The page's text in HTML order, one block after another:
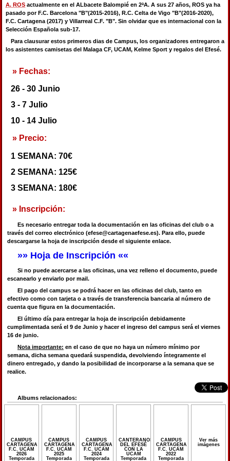
A. ROS actualmente en el ALbacete Balompié en 2ªA. A sus 27 años, ROS ya ha
pasado por F.C. Barcelona "B"(2015-2016), R.C. Celta de Vigo "B"(2016-2020),
F.C. Cartagena (2017) y Villarreal C.F. "B". Sin olvidar que es internacional con la
Selección Española sub-17.
Para clausurar estos primeros dias de Campus, los organizadores entregaron a
los asistentes camisetas del Malaga CF, UCAM, Kelme Sport y regalos del Efesé.
» Fechas:
26 - 30 Junio
3 - 7 Julio
10 - 14 Julio
» Precio:
1 SEMANA: 70€
2 SEMANA: 125€
3 SEMANA: 180€
» Inscripción:
Es necesario entregar toda la documentación en las oficinas del club o a
través del correo electrónico (efese@cartagenaefese.es). Para ello, puede
descargarse la hoja de inscripción desde el siguiente enlace.
»» Hoja de Inscripción ««
Si no puede acercarse a las oficinas, una vez relleno el documento, puede
escanearlo y enviarlo por mail.
El pago del campus se podrá hacer en las oficinas del club, tanto en
efectivo como con tarjeta o a través de transferencia bancaria al número de
cuenta que figura en la documentación.
El último día para entregar la hoja de inscripción debidamente
cumplimentada será el 9 de Junio y hacer el ingreso del campus será el viernes
16 de junio.
Nota importante: en el caso de que no haya un número mínimo por
semana, dicha semana quedará suspendida, devolviendo íntegramente el
dinero entregado, y dando la posibilidad de incorporarse a la semana que se
realice.
Albums relacionados:
CAMPUS
CARTAGENA
F.C. UCAM
2026
Temporada
CAMPUS
CARTAGENA
F.C. UCAM
2025
Temporada
CAMPUS
CARTAGENA
F.C. UCAM
2024
Temporada
CANTERANOS
DEL EFESÉ
CON LA
UCAM
Temporada
CAMPUS
CARTAGENA
F.C. UCAM
2022
Temporada
Ver más
imágenes